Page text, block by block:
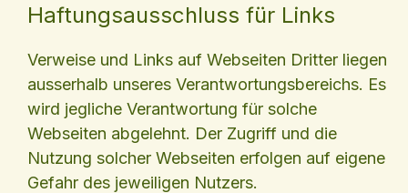
Haftungsausschluss für Links
Verweise und Links auf Webseiten Dritter liegen
ausserhalb unseres Verantwortungsbereichs. Es
wird jegliche Verantwortung für solche
Webseiten abgelehnt. Der Zugriff und die
Nutzung solcher Webseiten erfolgen auf eigene
Gefahr des jeweiligen Nutzers.